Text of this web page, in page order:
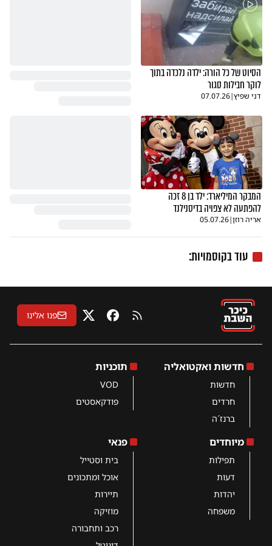
הסיוט של כל הורה: ילדה נלכדה בתוך
לוקר חבילות סגור
דני שפיץ|
07.07.26
המבקר המיליארד: ילד בן 8 זכה
להפתעה לא צפויה בדיסנילנד
אריה רוזן|
05.07.26
עוד בקוסמויות:
RSS פייסבוקX פנו אלינו
חדשות ואקטואליה
חדשות
חרדים
ברנז´ה
תוכניות
VOD
פודקאסטים
מיוחדים
תפילות
דעות
יהדות
משפחה
פנאי
בית וסטייל
אוכל ומתכונים
תיירות
מוזיקה
רכב ותחבורה